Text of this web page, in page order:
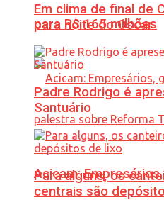
para R$ 165 milhões
Acicam:
Em clima de final de
para noite do Oscar
Padre Rodrigo é
Santuário
Para alguns, os
centrais são